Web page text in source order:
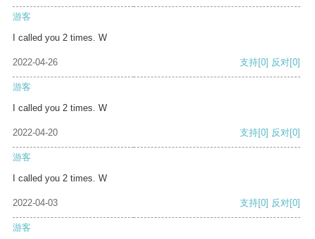
游客
I called you 2 times. W
2022-04-26 支持[0] 反对[0]
游客
I called you 2 times. W
2022-04-20 支持[0] 反对[0]
游客
I called you 2 times. W
2022-04-03 支持[0] 反对[0]
游客